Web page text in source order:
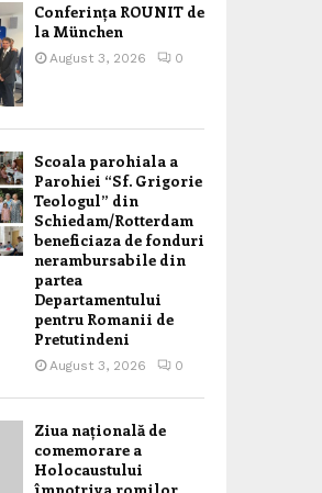
Conferința ROUNIT de
la München
August 3, 2026 0
Scoala parohiala a
Parohiei “Sf. Grigorie
Teologul” din
Schiedam/Rotterdam
beneficiaza de fonduri
nerambursabile din
partea
Departamentului
pentru Romanii de
Pretutindeni
August 3, 2026 0
Ziua națională de
comemorare a
Holocaustului